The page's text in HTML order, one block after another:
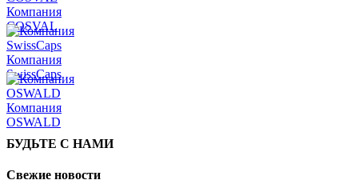
Компания
COSVAL
Компания
SwissCaps
Компания
OSWALD
БУДЬТЕ С НАМИ
Свежие новости